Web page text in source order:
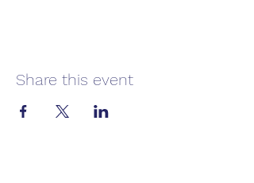
Share this event